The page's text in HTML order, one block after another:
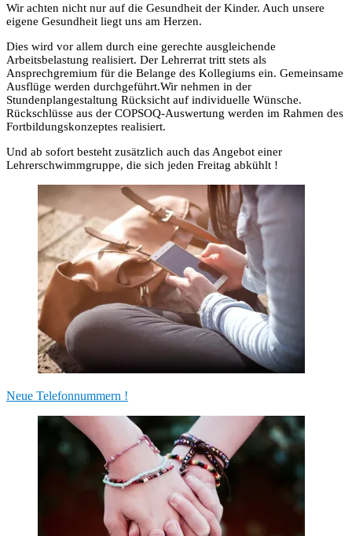
Wir achten nicht nur auf die Gesundheit der Kinder. Auch unsere
eigene Gesundheit liegt uns am Herzen.
Dies wird vor allem durch eine gerechte ausgleichende
Arbeitsbelastung realisiert. Der Lehrerrat tritt stets als
Ansprechgremium für die Belange des Kollegiums ein. Gemeinsame
Ausflüge werden durchgeführt.Wir nehmen in der
Stundenplangestaltung Rücksicht auf individuelle Wünsche.
Rückschlüsse aus der COPSOQ-Auswertung werden im Rahmen des
Fortbildungskonzeptes realisiert.
Und ab sofort besteht zusätzlich auch das Angebot einer
Lehrerschwimmgruppe, die sich jeden Freitag abkühlt !
Beitragsnavigation
Neue Telefonnummern !